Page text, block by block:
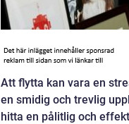
Att flytta kan vara en
en smidig och trevlig
hitta en pålitlig och